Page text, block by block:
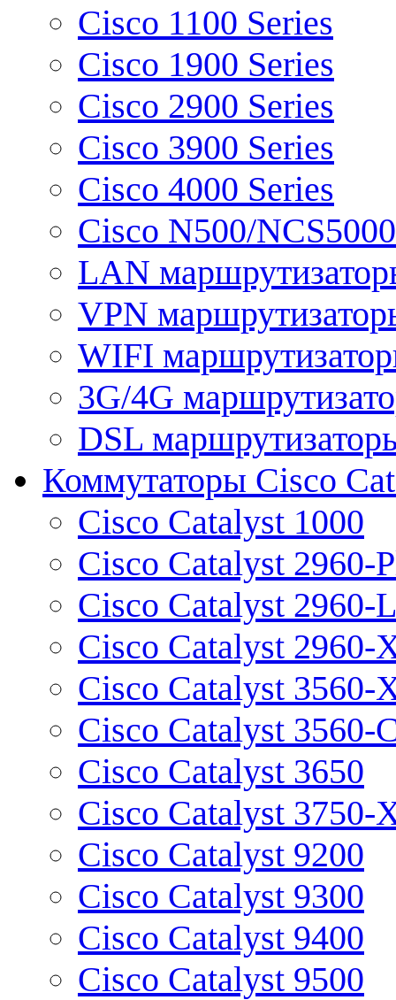
Cisco 1100 Series
Cisco 1900 Series
Cisco 2900 Series
Cisco 3900 Series
Cisco 4000 Series
Cisco N500/
LAN
VPN
WIFI
3G/4G
DSL
Коммутаторы Cisco
Cisco Catalyst 1000
Cisco Catalyst 2960-
Cisco Catalyst 2960-L
Cisco Catalyst 2960-
Cisco Catalyst 3560-
Cisco Catalyst 3560-
Cisco Catalyst 3650
Cisco Catalyst 3750-
Cisco Catalyst 9200
Cisco Catalyst 9300
Cisco Catalyst 9400
Cisco Catalyst 9500